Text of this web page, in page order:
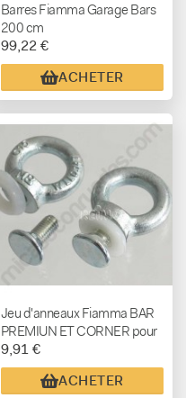
Barres Fiamma Garage Bars
200 cm
99,22 €
ACHETER
Jeu d'anneaux Fiamma BAR
PREMIUN ET CORNER pour
garage (2 unités)
9,91 €
ACHETER